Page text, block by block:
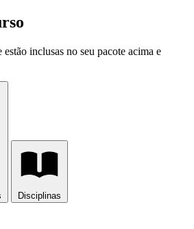
estão inclusas no seu pacote acima e
Disciplinas